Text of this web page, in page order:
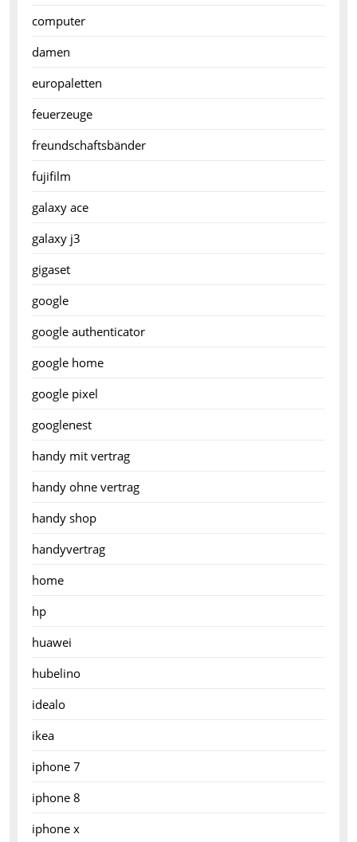
computer
damen
europaletten
feuerzeuge
freundschaftsbänder
fujifilm
galaxy ace
galaxy j3
gigaset
google
google authenticator
google home
google pixel
googlenest
handy mit vertrag
handy ohne vertrag
handy shop
handyvertrag
home
hp
huawei
hubelino
idealo
ikea
iphone 7
iphone 8
iphone x